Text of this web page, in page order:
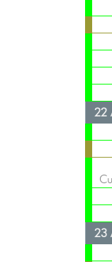
22
23